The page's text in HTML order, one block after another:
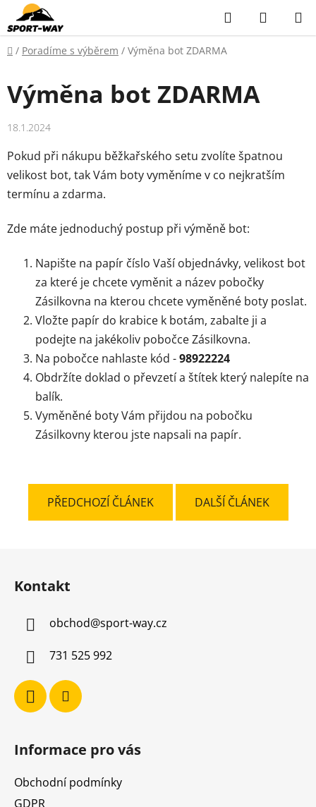
Přejít
na
obsah
Hledat
KOŠÍK
Domů
/ Poradíme s výběrem / Výměna bot ZDARMA
Výměna bot ZDARMA
18.1.2024
Pokud při nákupu běžkařského setu zvolíte špatnou
velikost bot, tak Vám boty vyměníme v co nejkratším
termínu a zdarma.
Zde máte jednoduchý postup při výměně bot:
Napište na papír číslo Vaší objednávky, velikost bot
za které je chcete vyměnit a název pobočky
Zásilkovna na kterou chcete vyměněné boty poslat.
Vložte papír do krabice k botám, zabalte ji a
podejte na jakékoliv pobočce Zásilkovna.
Na pobočce nahlaste kód -98922224
Obdržíte doklad o převzetí a štítek který nalepíte na
balík.
Vyměněné boty Vám přijdou na pobočku
Zásilkovny kterou jste napsali na papír.
PŘEDCHOZÍ ČLÁNEK DALŠÍ ČLÁNEK
Kontakt
obchod@sport-way.cz
731 525 992
Informace pro vás
Obchodní podmínky
GDPR